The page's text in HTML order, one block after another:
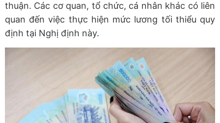
thuận. Các cơ quan, tổ chức, cá nhân khác có liên
quan đến việc thực hiện mức lương tối thiểu quy
định tại Nghị định này.